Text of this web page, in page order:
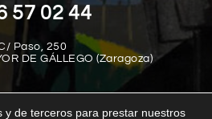
57 02 44
Paso, 250
DE GÁLLEGO (Zaragoza)
y de terceros para prestar nuestros